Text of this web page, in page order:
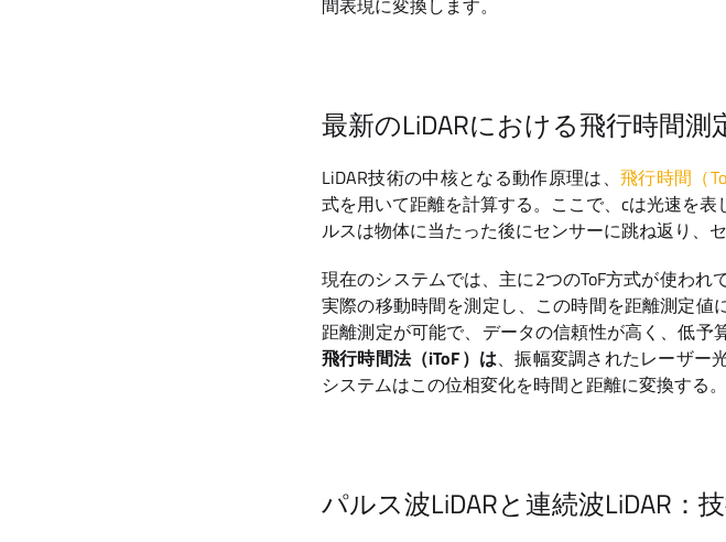
間表現に変換します。
最新のLiDARにおける飛行時間測
LiDAR技術の中核となる動作原理は、 飛行時間（
式を用いて距離を計算する。ここで、cは光速を
ルスは物体に当たった後にセンサーに跳ね返り、
現在のシステムでは、主に2つのToF方式が使われ
実際の移動時間を測定し、この時間を距離測定
距離測定が可能で、データの信頼性が高く、低予
飛行時間法（iToF）は、振幅変調されたレーザー
システムはこの位相変化を時間と距離に変換する。
パルス波LiDARと連続波LiDAR：